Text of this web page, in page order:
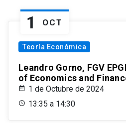
1 OCT
Teoría Económica
Leandro Gorno, FGV
of Economics and
1 de Octubre de 2024
13:35 a 14:30